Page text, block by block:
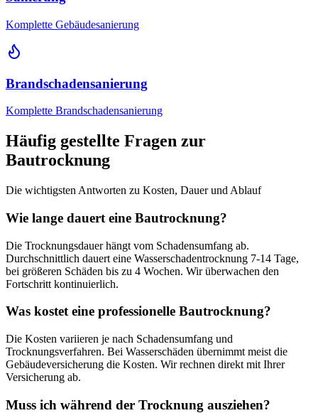
Komplette Gebäudesanierung
Brandschadensanierung
Komplette Brandschadensanierung
Häufig gestellte Fragen zur
Bautrocknung
Die wichtigsten Antworten zu Kosten, Dauer und Ablauf
Wie lange dauert eine Bautrocknung?
Die Trocknungsdauer hängt vom Schadensumfang ab.
Durchschnittlich dauert eine Wasserschadentrocknung 7-14 Tage,
bei größeren Schäden bis zu 4 Wochen. Wir überwachen den
Fortschritt kontinuierlich.
Was kostet eine professionelle Bautrocknung?
Die Kosten variieren je nach Schadensumfang und
Trocknungsverfahren. Bei Wasserschäden übernimmt meist die
Gebäudeversicherung die Kosten. Wir rechnen direkt mit Ihrer
Versicherung ab.
Muss ich während der Trocknung ausziehen?